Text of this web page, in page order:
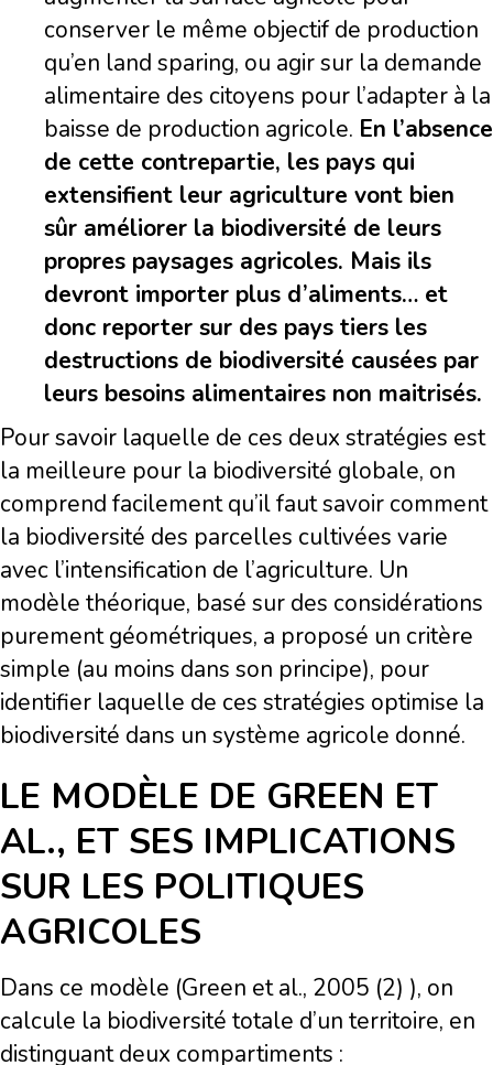
conserver le même objectif de production
qu’en land sparing, ou agir sur la demande
alimentaire des citoyens pour l’adapter à la
baisse de production agricole. En l’absence
de cette contrepartie, les pays qui
extensifient leur agriculture vont bien
sûr améliorer la biodiversité de leurs
propres paysages agricoles. Mais ils
devront importer plus d’aliments… et
donc reporter sur des pays tiers les
destructions de biodiversité causées par
leurs besoins alimentaires non maitrisés.
Pour savoir laquelle de ces deux stratégies est
la meilleure pour la biodiversité globale, on
comprend facilement qu’il faut savoir comment
la biodiversité des parcelles cultivées varie
avec l’intensification de l’agriculture. Un
modèle théorique, basé sur des considérations
purement géométriques, a proposé un critère
simple (au moins dans son principe), pour
identifier laquelle de ces stratégies optimise la
biodiversité dans un système agricole donné.
LE MODÈLE DE GREEN ET
AL., ET SES IMPLICATIONS
SUR LES POLITIQUES
AGRICOLES
Dans ce modèle (Green et al., 2005 (2) ), on
calcule la biodiversité totale d’un territoire, en
distinguant deux compartiments :